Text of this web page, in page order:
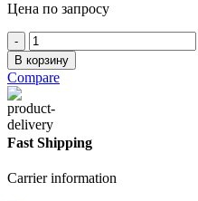
Цена по запросу
Количество
товара
Блок
PORITEP
I
625х100х250
D500
B3,5
(паллет
В корзину
Compare
Fast Shipping
Carrier information